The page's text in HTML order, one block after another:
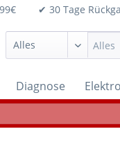
99€ ✔ 30 Tage
Diagnose